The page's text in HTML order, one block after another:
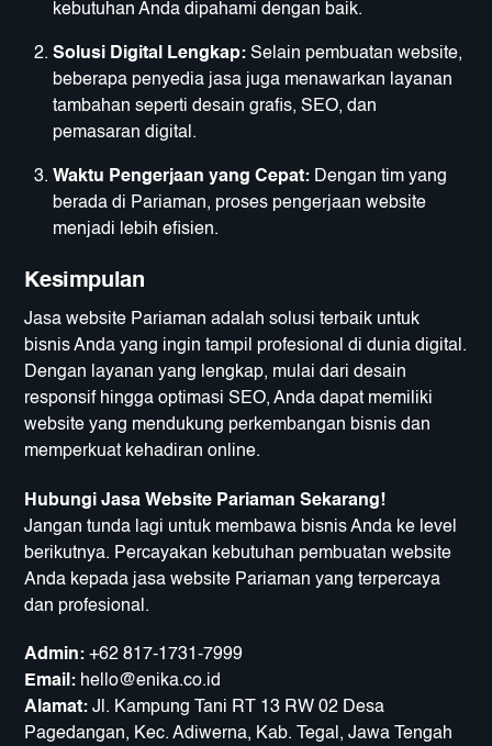
kebutuhan Anda dipahami dengan baik.
Solusi Digital Lengkap: Selain pembuatan website,
beberapa penyedia jasa juga menawarkan layanan
tambahan seperti desain grafis, SEO, dan
pemasaran digital.
Waktu Pengerjaan yang Cepat: Dengan tim yang
berada di Pariaman, proses pengerjaan website
menjadi lebih efisien.
Kesimpulan
Jasa website Pariaman adalah solusi terbaik untuk
bisnis Anda yang ingin tampil profesional di dunia digital.
Dengan layanan yang lengkap, mulai dari desain
responsif hingga optimasi SEO, Anda dapat memiliki
website yang mendukung perkembangan bisnis dan
memperkuat kehadiran online.
Hubungi Jasa Website Pariaman Sekarang!
Jangan tunda lagi untuk membawa bisnis Anda ke level
berikutnya. Percayakan kebutuhan pembuatan website
Anda kepada jasa website Pariaman yang terpercaya
dan profesional.
Admin: +62 817-1731-7999
Email: hello@enika.co.id
Alamat:Jl. Kampung Tani RT 13 RW 02 Desa
Pagedangan, Kec. Adiwerna, Kab. Tegal, Jawa Tengah